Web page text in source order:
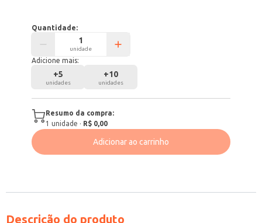
Quantidade:
unidade
Adicione mais:
+5
unidades
+10
unidades
Resumo da compra:
1 unidade · R$ 0,00
Adicionar ao carrinho
Descrição do produto